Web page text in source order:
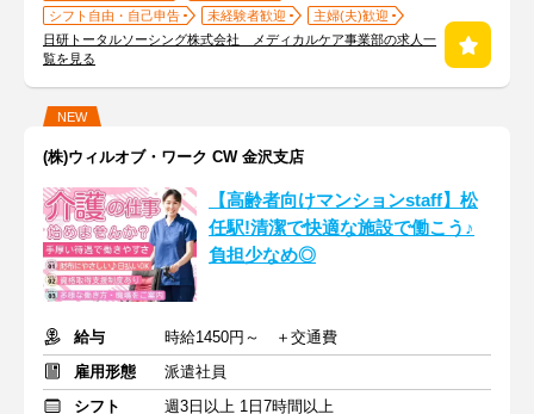
シフト自由・自己申告
未経験者歓迎
主婦(夫)歓迎
日研トータルソーシング株式会社 メディカルケア事業部の求人一
覧を見る
NEW
(株)ウィルオブ・ワーク CW 金沢支店
【高齢者向けマンションstaff】松
任駅!清潔で快適な施設で働こう♪
負担少なめ◎
給与
時給1450円～ ＋交通費
雇用形態
派遣社員
シフト
週3日以上 1日7時間以上